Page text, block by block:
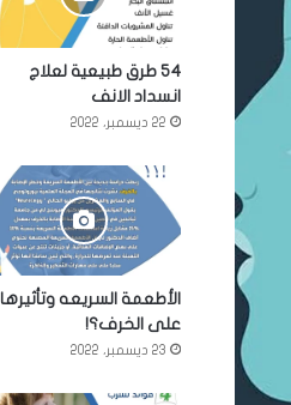
54 طرق طبيعية لعلاج
انسداد الانف
22 ديسمبر، 2022
الأطعمة السريعه وتأثيرها
على الخرف؟!
23 ديسمبر، 2022